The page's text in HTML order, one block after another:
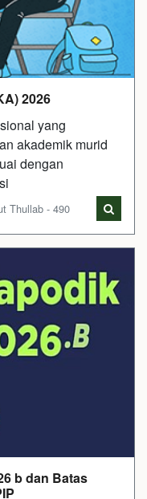
2026
yang
akademik murid
dengan
Thullab - 490
b dan Batas